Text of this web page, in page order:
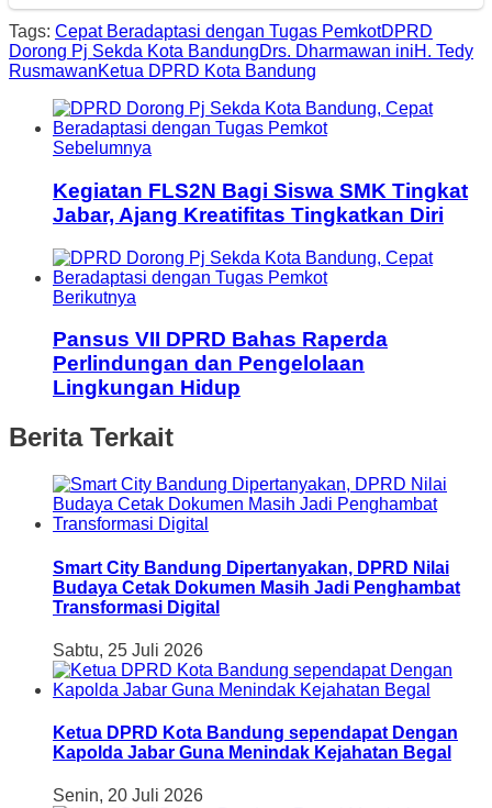
Tags: Cepat Beradaptasi dengan Tugas PemkotDPRD
Dorong Pj Sekda Kota BandungDrs. Dharmawan iniH. Tedy
RusmawanKetua DPRD Kota Bandung
Sebelumnya
Kegiatan FLS2N Bagi Siswa SMK Tingkat
Jabar, Ajang Kreatifitas Tingkatkan Diri
Berikutnya
Pansus VII DPRD Bahas Raperda
Perlindungan dan Pengelolaan
Lingkungan Hidup
Berita Terkait
Smart City Bandung Dipertanyakan, DPRD Nilai
Budaya Cetak Dokumen Masih Jadi Penghambat
Transformasi Digital
Sabtu, 25 Juli 2026
Ketua DPRD Kota Bandung sependapat Dengan
Kapolda Jabar Guna Menindak Kejahatan Begal
Senin, 20 Juli 2026